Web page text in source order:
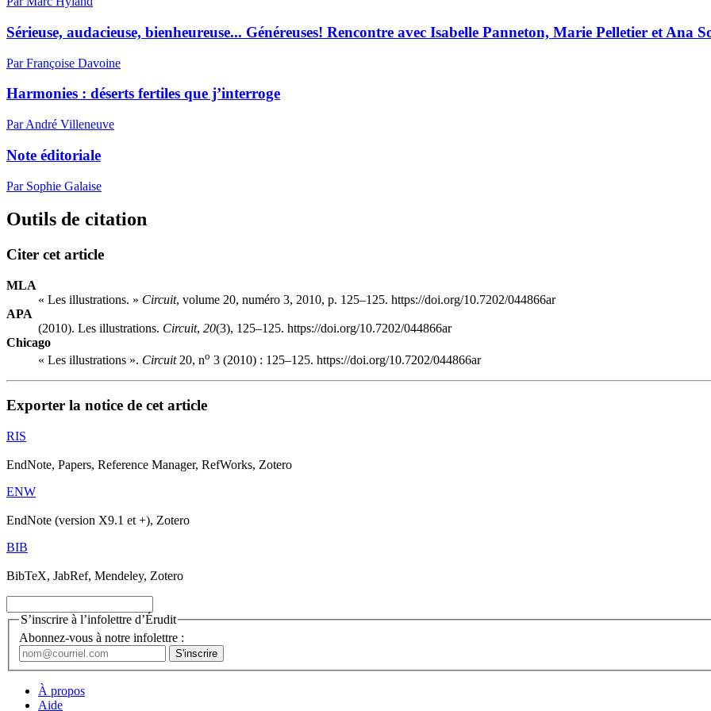
Sérieuse, audacieuse, bienheureuse... Généreuses! Rencontre avec Isabelle Panneton, Marie Pelletier et Ana
Par Françoise Davoine
Harmonies : déserts fertiles que j’interroge
Par André Villeneuve
Note éditoriale
Par Sophie Galaise
Outils de citation
Citer cet article
MLA
« Les illustrations. » Circuit, volume 20, numéro 3, 2010, p. 125–125. https://doi.org/10.7202/044866ar
APA
(2010). Les illustrations. Circuit, 20(3), 125–125. https://doi.org/10.7202/044866ar
Chicago
« Les illustrations ». Circuit20, no 3 (2010) : 125–125. https://doi.org/10.7202/044866ar
Exporter la notice de cet article
RIS
EndNote, Papers, Reference Manager, RefWorks, Zotero
ENW
EndNote (version X9.1 et +), Zotero
BIB
BibTeX, JabRef, Mendeley, Zotero
S’inscrire à l’infolettre d’Érudit
Abonnez-vous à notre infolettre :
À propos
Aide